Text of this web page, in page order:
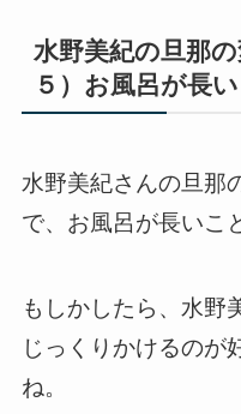
水野美紀の旦那
５）お風呂が長い
水野美紀さんの旦那
で、お風呂が長いこ
もしかしたら、水野
じっくりかけるのが
ね。